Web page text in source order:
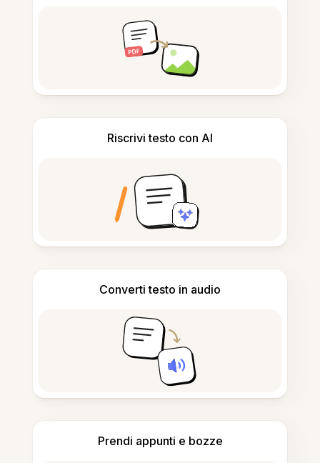
Riscrivi testo con AI
Converti testo in audio
Prendi appunti e bozze